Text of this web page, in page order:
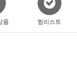
품 찜리스트